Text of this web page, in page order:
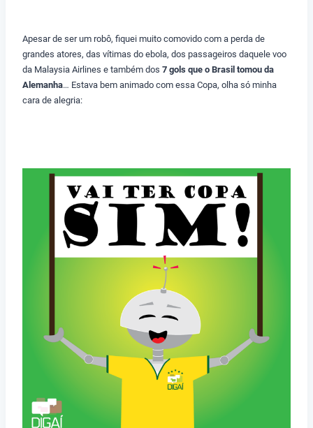
Apesar de ser um robô, fiquei muito comovido com a perda de
grandes atores, das vítimas do ebola, dos passageiros daquele voo
da Malaysia Airlines e também dos 7 gols que o Brasil tomou da
Alemanha… Estava bem animado com essa Copa, olha só minha
cara de alegria: